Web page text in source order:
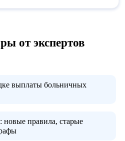
от экспертов
выплаты больничных
новые правила, старые